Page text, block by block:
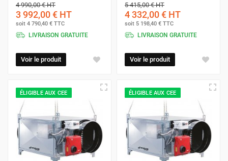
4 990,00 €HT
3 992,00 € HT
soit 4 790,40 € TTC
LIVRAISON GRATUITE
Voir le produit
5 415,00 €HT
4 332,00 € HT
soit 5 198,40 € TTC
LIVRAISON GRATUITE
Voir le produit
ÉLIGIBLE AUX CEE ÉLIGIBLE AUX CEE